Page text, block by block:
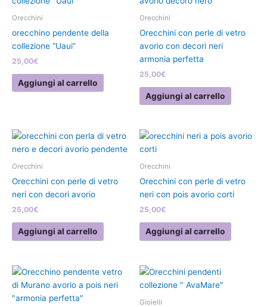
Orecchini
orecchino pendente della
collezione “Uaui”
25,00€
Aggiungi al carrello
Orecchini
Orecchini con perle di vetro
avorio con decori neri
armonia perfetta
25,00€
Aggiungi al carrello
Orecchini
Orecchini con perle di vetro
neri con decori avorio
25,00€
Aggiungi al carrello
Orecchini
Orecchini con perle di vetro
neri con pois avorio corti
25,00€
Aggiungi al carrello
Gioielli